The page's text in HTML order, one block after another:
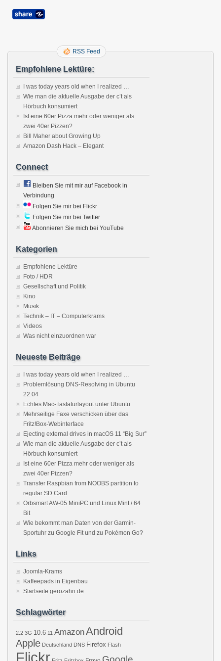
RSS Feed
Empfohlene Lektüre:
I was today years old when I realized …
Wie man die aktuelle Ausgabe der c’t als
Hörbuch konsumiert
Ist eine 60er Pizza mehr oder weniger als
zwei 40er Pizzen?
Bill Maher about Growing Up
Amazon Dash Hack – Elegant
Connect
Bleiben Sie mit mir auf Facebook in
Verbindung
Folgen Sie mir bei Flickr
Folgen Sie mir bei Twitter
Abonnieren Sie mich bei YouTube
Kategorien
Empfohlene Lektüre
Foto / HDR
Gesellschaft und Politik
Kino
Musik
Technik – IT – Computerkrams
Videos
Was nicht einzuordnen war
Neueste Beiträge
I was today years old when I realized …
Problemlösung DNS-Resolving in Ubuntu
22.04
Echtes Mac-Tastaturlayout unter Ubuntu
Mehrseitige Faxe verschicken über das
Fritz!Box-Webinterface
Ejecting external drives in macOS 11 “Big Sur”
Wie man die aktuelle Ausgabe der c’t als
Hörbuch konsumiert
Ist eine 60er Pizza mehr oder weniger als
zwei 40er Pizzen?
Transfer Raspbian from NOOBS partition to
regular SD Card
Orbsmart AW-05 MiniPC und Linux Mint / 64
Bit
Wie bekommt man Daten von der Garmin-
Sportuhr zu Google Fit und zu Pokémon Go?
Links
Joomla-Krams
Kaffeepads in Eigenbau
Startseite gerozahn.de
Schlagwörter
2.2 3G 10.6 11 AmazonAndroid
Apple Deutschland DNS Firefox Flash
Flickr